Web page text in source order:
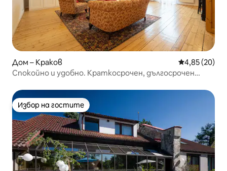
Дом – Краков Средна
4,85 (20)
Спокойно и удобно. Краткосрочен, дългосрочен
Избор на гостите
Избор на гостите